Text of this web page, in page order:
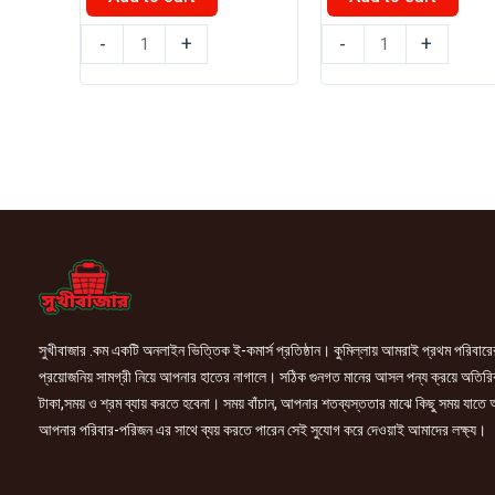
৳ 200.00.
৳ 190.00.
-
নারিকেল
তেল
+
৳ 340.00.
৳ 325.00.
-
নারিকেল
তেল
+
সুখীবাজার .কম একটি অনলাইন ভিত্তিক ই-কমার্স প্রতিষ্ঠান। কুমিল্লায় আমরাই প্রথম
প্রয়োজনিয় সামগ্রী নিয়ে আপনার হাতের নাগালে। সঠিক গুনগত মানের আসল পন্য ক্রয়ে
টাকা,সময় ও শ্রম ব্যায় করতে হবেনা। সময় বাঁচান, আপনার শতব্যস্ততার মাঝে কিছু সময় যাতে
আপনার পরিবার-পরিজন এর সাথে ব্যয় করতে পারেন সেই সুযোগ করে দেওয়াই আমাদের লক্ষ্য।